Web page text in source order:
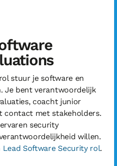
stuur je software en
Je bent verantwoordelijk
coacht junior
contact met stakeholders.
security
willen.
Lead Software Security rol.